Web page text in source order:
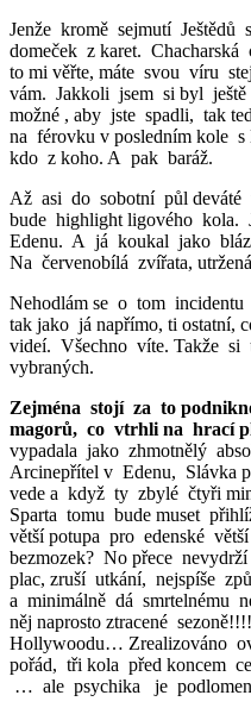
Jenže kromě sejmutí Ještědů
domeček z karet.
to mi věřte, máte svou víru
vám. Jakkoli jsem si byl
možné , aby jste spadli, tak
na férovku v posledním kole
kdo z koho. A pak baráž.
Až asi do sobotní půl deváté
bude highlight ligového
Edenu. A já koukal jako
Na červenobílá zvířata,
Nehodlám se o tom
tak jako já napřímo, ti ostatní,
videí. Všechno víte. Takže si
vybraných.
Zejména stojí za to
magorů, co vtrhli na hrací
vypadala jako zhmotnělý
Arcinepřítel v Edenu, Slávka
vede a když ty zbylé čtyři
Sparta tomu bude muset
větší potupa pro edenské
bezmozek? No přece
plac, zruší utkání, nejspíše
a minimálně dá smrtelnému
něj naprosto ztracené
Hollywoodu… Zrealizováno
pořád, tři kola před koncem
… ale psychika je